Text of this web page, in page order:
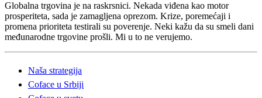
Globalna trgovina je na raskrsnici. Nekada viđena kao motor
prosperiteta, sada je zamagljena oprezom. Krize, poremećaji i
promena prioriteta testirali su poverenje. Neki kažu da su smeli dani
međunarodne trgovine prošli. Mi u to ne verujemo.
Naša strategija
Coface u Srbiji